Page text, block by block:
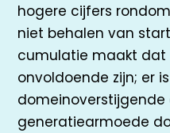
hogere cijfers
niet behalen van
cumulatie maakt dat
onvoldoende zijn; er
generatiearmoede